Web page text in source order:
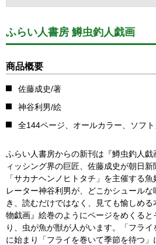
ふらい人書房 鱒虫釣人戯画
商品概要
佐藤成史/著
神谷利男/絵
全144ページ、オールカラー、ソフ
ふらい人書房からの新刊は『鱒虫釣人
ィッシング界の巨匠、佐藤成史が朝日新
「サカナヘンノヒトタチ」を主催する
レーター神谷利男が、どこかシュール
き、読むだけではなく、見ても愉しめ
物戯画』絵巻のようにページをめくる
り、虫が魚が獣が人がいます。「フライ
に始まり「フライを巻いて季節を待つ